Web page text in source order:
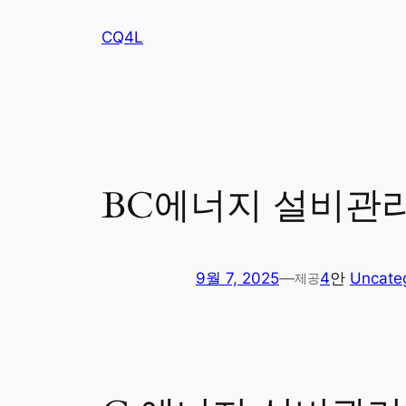
CQ4L
BC에너지 설비관
9월 7, 2025—제공4안